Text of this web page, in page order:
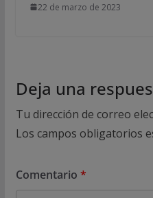
22 de marzo de 2023
Deja una
Tu dirección de correo
Los campos obligatorios
Comentario *